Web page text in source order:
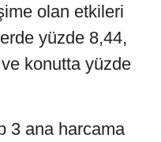
olan etkileri
yüzde 8,44,
konutta yüzde
3 ana harcama